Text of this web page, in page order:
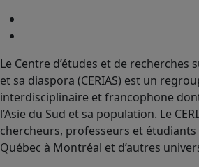
Le Centre d’études et de recherches
et sa diaspora (CERIAS) est un
interdisciplinaire et francophone dont
l’Asie du Sud et sa population. Le
chercheurs, professeurs et étudiants
Québec à Montréal et d’autres